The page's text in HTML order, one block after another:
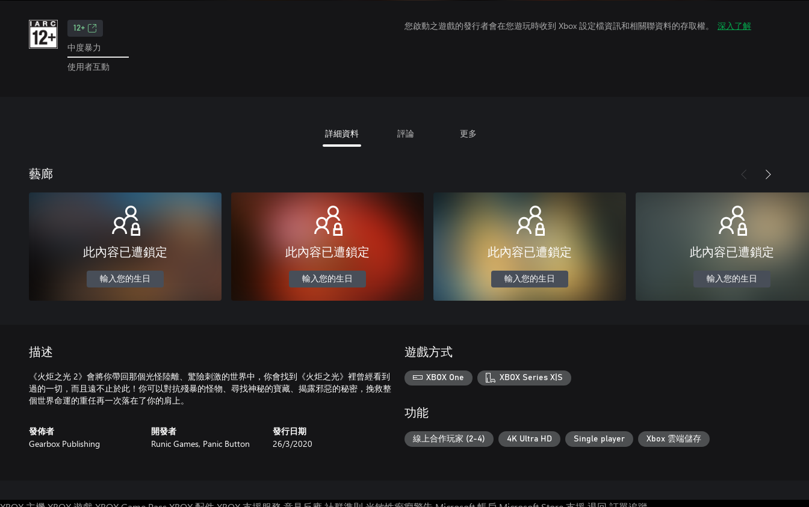
12+
中度暴力
使用者互動
您啟動之遊戲的發行者會在您遊玩時收到 Xbox 設定檔資訊和相關聯資料的存取權。 深入了解
詳細資料 評論 更多
藝廊
此內容已遭鎖定
輸入您的生日
此內容已遭鎖定
輸入您的生日
此內容已遭鎖定
輸入您的生日
此內容已遭鎖定
輸入您的生日
描述
《火炬之光 2》會將你帶回那個光怪陸離、驚險刺激的世界中，你會找到《火炬之光》裡曾經看到
過的一切，而且遠不止於此！你可以對抗殘暴的怪物、尋找神秘的寶藏、揭露邪惡的秘密，挽救整
個世界命運的重任再一次落在了你的肩上。
發佈者
Gearbox Publishing
開發者
Runic Games, Panic Button
發行日期
26/3/2020
遊戲方式
XBOX One XBOX Series X|S
功能
線上合作玩家 (2-4) 4K Ultra HD Single player Xbox 雲端儲存